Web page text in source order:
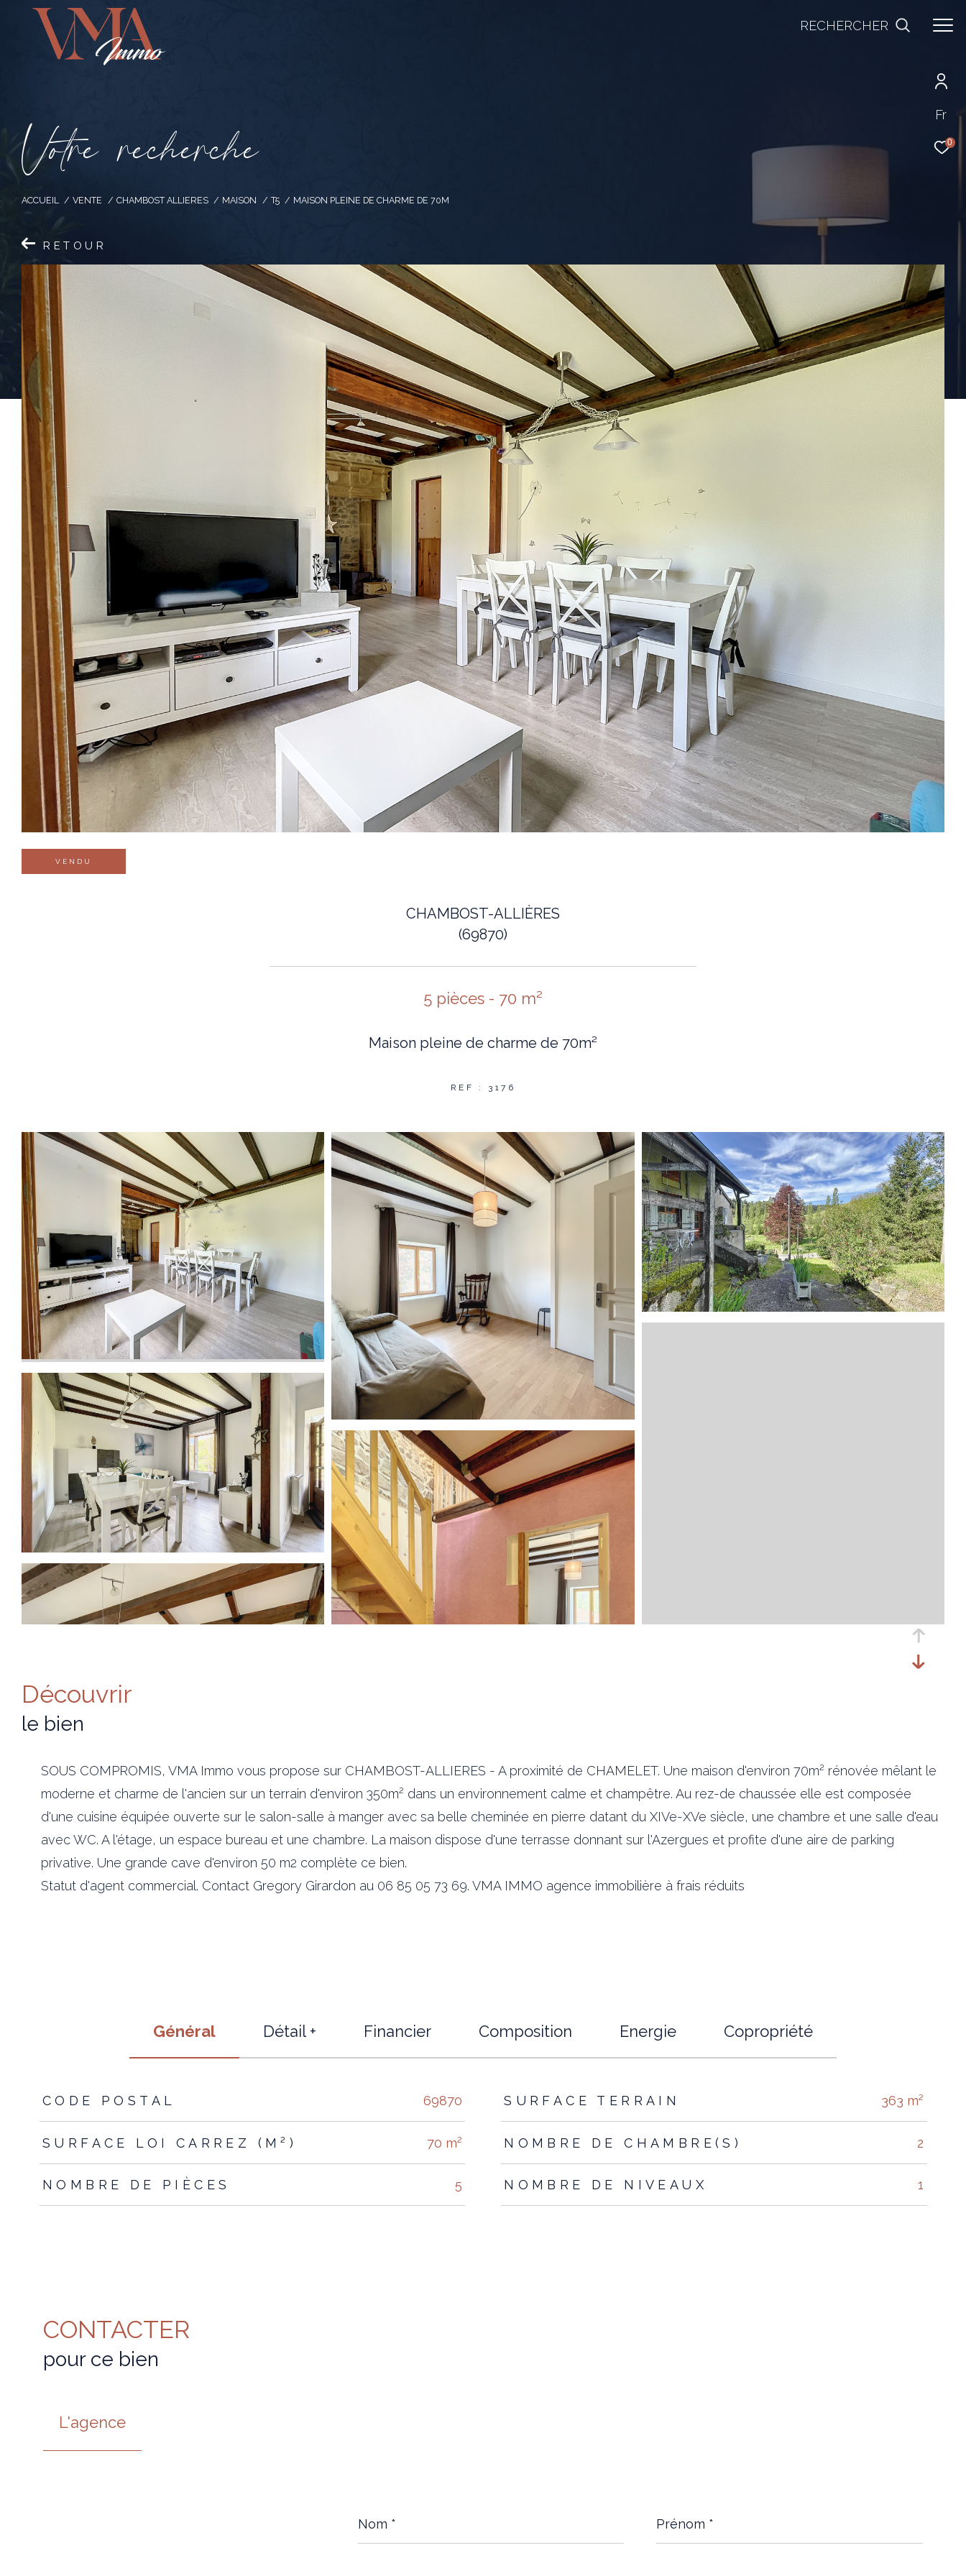
Fr
0
RECHERCHER
Votre recherche
ACCUEIL VENTE CHAMBOST ALLIERES MAISON T5 MAISON PLEINE DE CHARME DE 70M
RETOUR
VENDU
CHAMBOST-ALLIÈRES
(69870)
5 pièces - 70 m²
Maison pleine de charme de 70m²
REF : 3176
découvrir
le bien
SOUS COMPROMIS, VMA Immo vous propose sur CHAMBOST-ALLIERES - A proximité de CHAMELET. Une maison d'environ 70m² rénovée mêlant le
moderne et charme de l'ancien sur un terrain d'environ 350m² dans un environnement calme et champêtre. Au rez-de chaussée elle est composée
d'une cuisine équipée ouverte sur le salon-salle à manger avec sa belle cheminée en pierre datant du XIVe-XVe siècle, une chambre et une salle d'eau
avec WC. A l'étage, un espace bureau et une chambre. La maison dispose d'une terrasse donnant sur l'Azergues et profite d'une aire de parking
privative. Une grande cave d'environ 50 m2 complète ce bien.
Statut d'agent commercial. Contact Gregory Girardon au 06 85 05 73 69. VMA IMMO agence immobilière à frais réduits
Général Détail + Financier Composition Energie Copropriété
TRAD_ZEPHYR_Caracteristique
CODE POSTAL 69870 SURFACE TERRAIN 363 m²
SURFACE LOI CARREZ (M²) 70 m² NOMBRE DE CHAMBRE(S) 2
NOMBRE DE PIÈCES 5 NOMBRE DE NIVEAUX 1
CONTACTER
pour ce bien
L'agence
*
*